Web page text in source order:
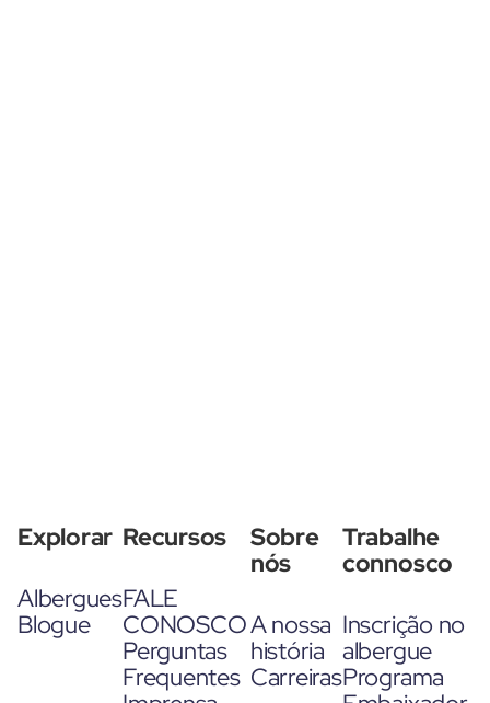
Explorar
Albergues
Blogue
Recursos
FALE
CONOSCO
Perguntas
Frequentes
Sobre
nós
A nossa
história
Carreiras
Trabalhe
connosco
Inscrição no
albergue
Programa